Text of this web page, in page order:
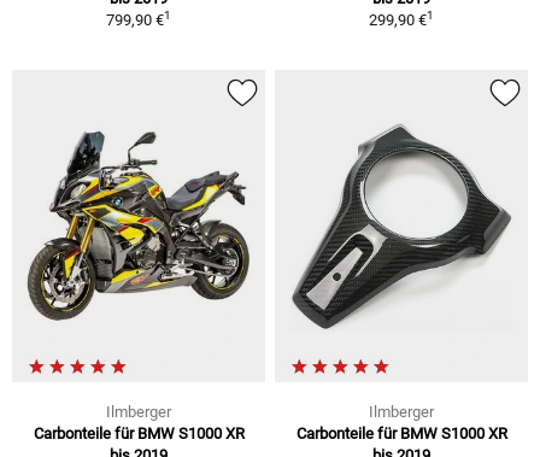
799,90 €1
299,90 €1
Ilmberger
Carbonteile für BMW S1000 XR
Ilmberger
Carbonteile für BMW S1000 XR